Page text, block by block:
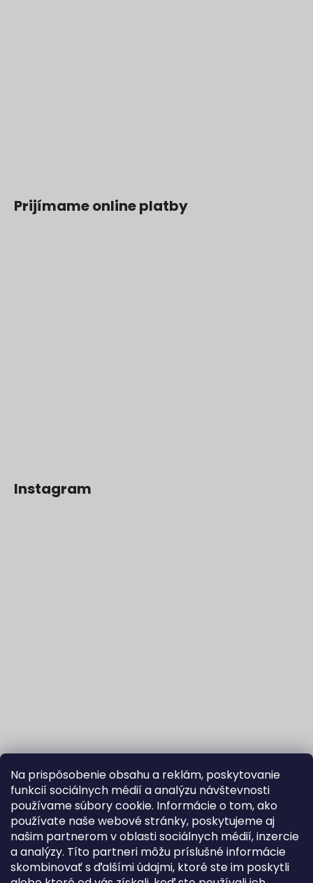
Na prispôsobenie obsahu a reklám, poskytovanie
funkcií sociálnych médií a analýzu návštevnosti
používame súbory cookie. Informácie o tom, ako
používate naše webové stránky, poskytujeme aj
našim partnerom v oblasti sociálnych médií, inzercie
a analýzy. Títo partneri môžu príslušné informácie
skombinovať s ďalšími údajmi, ktoré ste im poskytli
Prijímame online platby
Instagram
Sledovať na Instagrame